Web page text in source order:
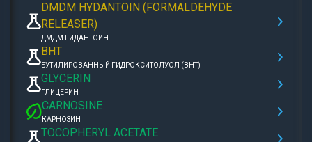
DMDM HYDANTOIN (FORMALDEHYDE
RELEASER)
ДМДМ ГИДАНТОИН
BHT
БУТИЛИРОВАННЫЙ ГИДРОКСИТОЛУОЛ (BHT)
GLYCERIN
ГЛИЦЕРИН
CARNOSINE
КАРНОЗИН
TOCOPHERYL ACETATE